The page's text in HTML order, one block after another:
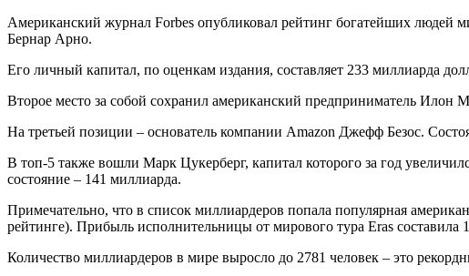
Американский журнал Forbes опубликовал рейтинг богатейших людей
Бернар Арно.
Его личный капитал, по оценкам издания, составляет 233 миллиарда
Второе место за собой сохранил американский предприниматель Илон
На третьей позиции – основатель компании Amazon Джефф Безос.
В топ-5 также вошли Марк Цукерберг, капитал которого за год
состояние – 141 миллиарда.
Примечательно, что в список миллиардеров попала популярная
рейтинге). Прибыль исполнительницы от мирового тура Eras составила
Количество миллиардеров в мире выросло до 2781 человек – это